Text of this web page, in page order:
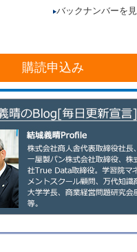
バックナンバーを
購読申込み